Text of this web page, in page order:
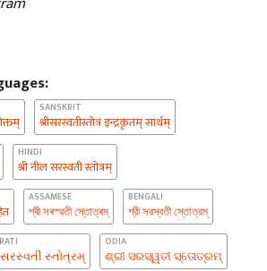
SANSKRIT
श्रीसरस्वतीस्तोत्रं इन्द्रकृतम् सार्थम्
HINDI
श्री नील सरस्वती स्तोत्रम्
ASSAMESE
শ্ৰী সৰস্ৱতী স্তোত্ৰম্
BENGALI
শ্রী সরস্বতী স্তোত্রম্
સ્તોત્રમ્
ODIA
ଶ୍ରୀ ସରସ୍ୱତୀ ସ୍ତୋତ୍ରମ୍